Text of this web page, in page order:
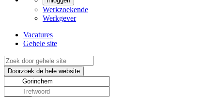
Werkzoekende
Werkgever
Vacatures
Gehele site